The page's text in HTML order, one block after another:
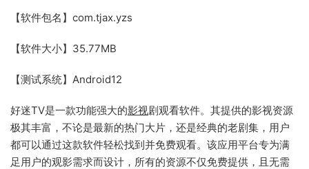
【软件包名】com.tjax.yzs
【软件大小】35.77MB
【测试系统】Android12
好迷TV是一款功能强大的影视剧观看软件。其提供的影视资源
极其丰富，不论是最新的热门大片，还是经典的老剧集，用户
都可以通过这款软件轻松找到并免费观看。该应用平台专为满
足用户的观影需求而设计，所有的资源不仅免费提供，且无需